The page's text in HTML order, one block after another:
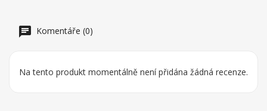
Komentáře (0)
Na tento produkt momentálně není přidána žádná recenze.